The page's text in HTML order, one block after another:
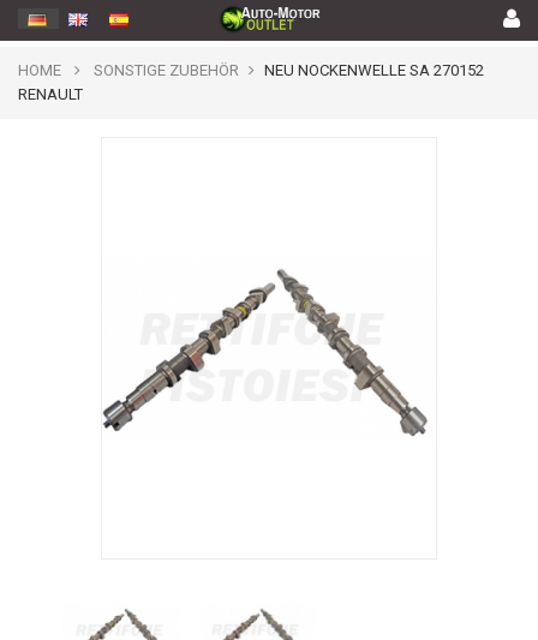
HOME SONSTIGE ZUBEHÖR
NEU NOCKENWELLE SA 270152
RENAULT